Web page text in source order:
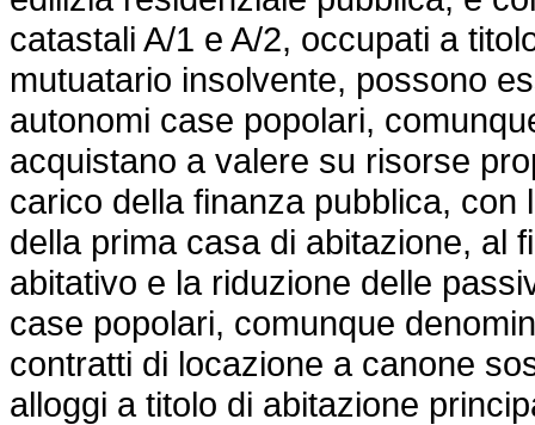
catastali A/1 e A/2, occupati a
mutuatario insolvente, possono
autonomi case popolari,
acquistano a valere su risorse
carico della finanza pubblica,
della prima casa di abitazione, al
abitativo e la riduzione delle
case popolari, comunque
contratti di locazione a canone
alloggi a titolo di abitazione